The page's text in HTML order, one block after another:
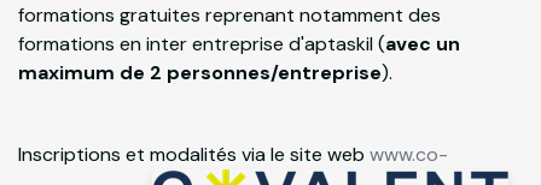
formations gratuites reprenant notamment des
formations en inter entreprise d'aptaskil (avec un
maximum de 2 personnes/entreprise).
Inscriptions et modalités via le site web www.co-